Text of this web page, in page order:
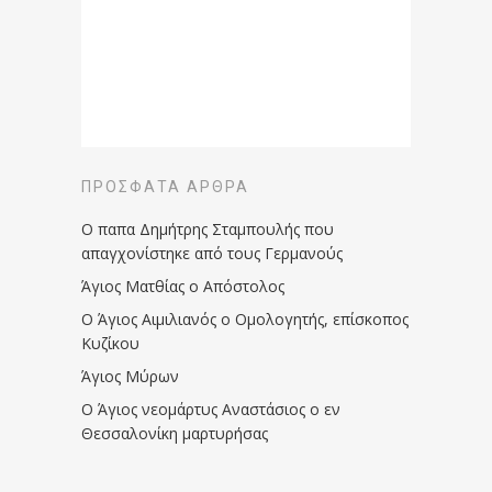
ΠΡΌΣΦΑΤΑ ΆΡΘΡΑ
Ο παπα Δημήτρης Σταμπουλής που
απαγχονίστηκε από τους Γερμανούς
Άγιος Ματθίας ο Απόστολος
Ο Άγιος Αιμιλιανός ο Ομολογητής, επίσκοπος
Κυζίκου
Άγιος Μύρων
Ο Άγιος νεομάρτυς Αναστάσιος ο εν
Θεσσαλονίκη μαρτυρήσας